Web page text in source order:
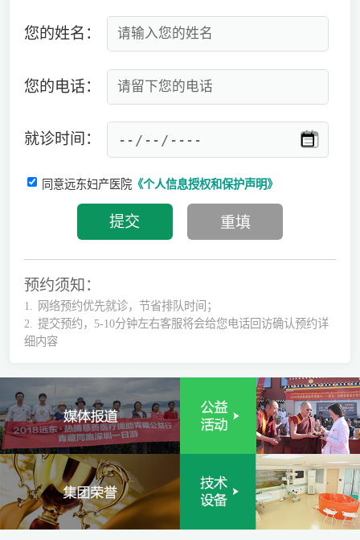
您的姓名：
您的电话：
就诊时间：
同意远东妇产医院《个人信息授权和保护声明》
预约须知：
1.
网络预约优先就诊，节省排队时间；
2.
提交预约，5-10分钟左右客服将会给您电话回访确认预约详
细内容